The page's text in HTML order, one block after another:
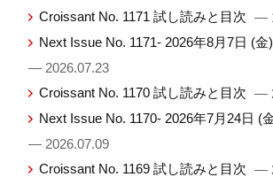
Croissant No. 1171 試し読みと目次 —
Next Issue No. 1171- 2026年8月7日 (金
— 2026.07.23
Croissant No. 1170 試し読みと目次 —
Next Issue No. 1170- 2026年7月24日 (
— 2026.07.09
Croissant No. 1169 試し読みと目次 —